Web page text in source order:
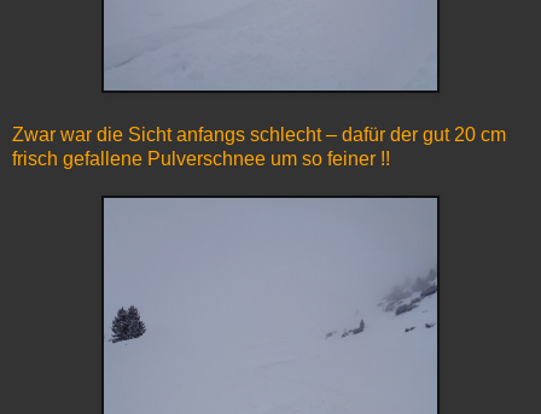
Zwar war die Sicht anfangs schlecht – dafür der gut 20 cm
frisch gefallene Pulverschnee um so feiner !!